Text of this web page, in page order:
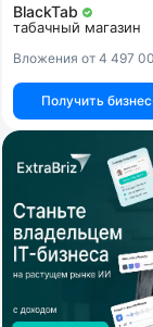
BlackTab
табачный магазин
Вложения от 4 497
Получить